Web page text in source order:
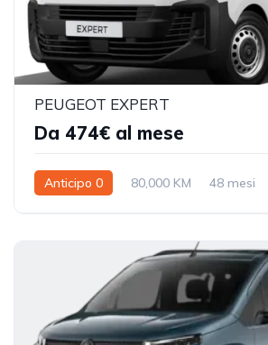
PEUGEOT EXPERT
Da 474€ al mese
Anticipo 0 80,000 KM 48 mesi